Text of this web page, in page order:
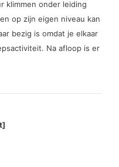
klimmen onder leiding
op zijn eigen niveau kan
bezig is omdat je elkaar
Na afloop is er